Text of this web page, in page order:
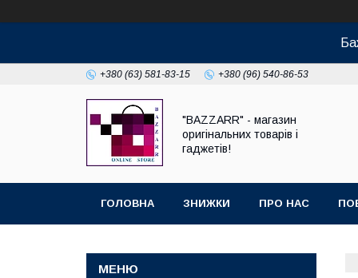
+380 (63) 581-83-15 +380 (96) 540-86-53
"BAZZARR" - магазин
оригінальних товарів і
гаджетів!
ГОЛОВНА ЗНИЖКИ ПРО НАС